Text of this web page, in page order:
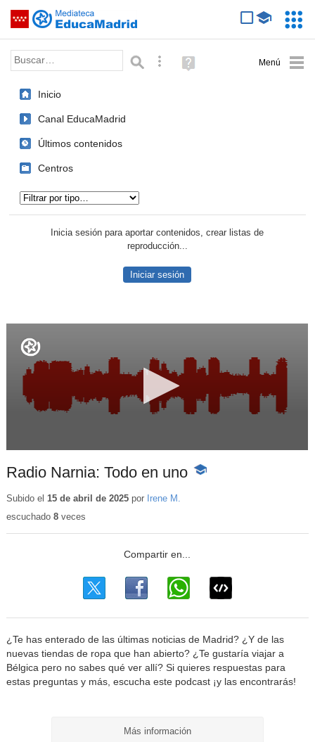
Saltar navegación
Palabra o frase: Búsqueda avanzada
Ayuda
(en
Inicio
Canal EducaMadrid
Últimos contenidos
Centros
Inicia sesión para aportar contenidos, crear listas de
reproducción...
Iniciar sesión
Radio Narnia: Todo en uno -
Subido el 15 de abril de 2025por Irene M.
escuchado 8veces
¿Te has enterado de las últimas noticias de Madrid? ¿Y de las
nuevas tiendas de ropa que han abierto? ¿Te gustaría viajar a
Bélgica pero no sabes qué ver allí? Si quieres respuestas para
estas preguntas y más, escucha este podcast ¡y las encontrarás!
Más información